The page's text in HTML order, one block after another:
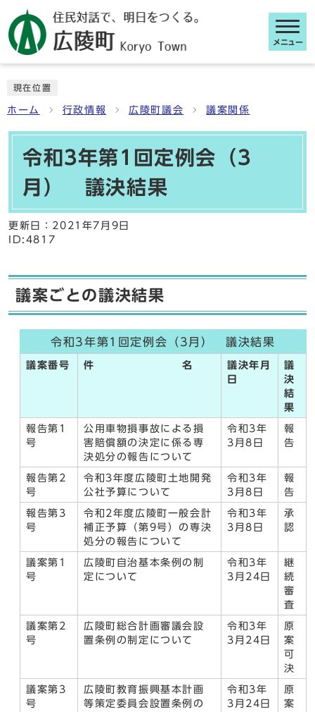
メニュー
現在位置
ホーム 行政情報 広陵町議会 議案関係
令和3年第1回定例会（3
月） 議決結果
更新日： 2021年7月9日
ID:4817
議案ごとの議決結果
令和3年第1回定例会（3月） 議決結果
議案番号 件 名
議決年月
日
議
決
結
果
報告第1
号
公用車物損事故による損
害賠償額の決定に係る専
決処分の報告について
令和3年
3月8日
報
告
報告第2
号
令和3年度広陵町土地開発
公社予算について
令和3年
3月8日
報
告
報告第3
号
令和2年度広陵町一般会計
補正予算（第9号）の専決
処分の報告について
令和3年
3月8日
承
認
議案第1
号
広陵町自治基本条例の制
定について
令和3年
3月24日
継
続
審
査
議案第2
号
広陵町総合計画審議会設
置条例の制定について
令和3年
3月24日
原
案
可
決
議案第3
号
広陵町教育振興基本計画
等策定委員会設置条例の
令和3年
3月24日
原
案